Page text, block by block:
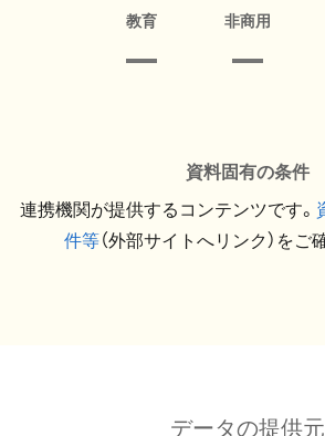
教育 非商用
資料固有の条件
連携機関が提供するコンテンツです。
件等（外部サイトへリンク）をご
データの提供元